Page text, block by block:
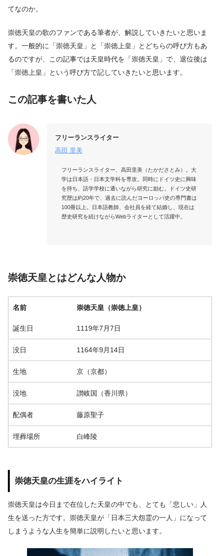
てなのか。
崇徳天皇の歌のファンである筆者が、解説していきたいと思いま
す。一般的に「崇徳天皇」と「崇徳上皇」とどちらの呼び方もあ
るのですが、この記事では天皇時代を「崇徳天皇」で、退位後は
「崇徳上皇」という呼び方で記していきたいと思います。
この記事を書いた人
フリーランスライター
高田 里美
フリーランスライター、高田里美（たかださとみ）。大
学は日本語・日本文学科を専攻。同時にドイツ史に興味
を持ち、語学学校に通いながら研究に励む。ドイツ史研
究歴は約20年で、過去に読んだヨーロッパ史の専門書は
100冊以上。日本語教師、会社員を経て結婚し、現在は
歴史研究を続けながらWebライターとして活躍中。
崇徳天皇とはどんな人物か
名前 崇徳天皇（崇徳上皇）
誕生日 1119年7月7日
没日 1164年9月14日
生地 京（京都）
没地 讃岐国（香川県）
配偶者 藤原聖子
埋葬場所 白峰陵
崇徳天皇の生涯をハイライト
崇徳天皇は今日まで在位した天皇の中でも、とても「悲しい」人
生を送った方です。崇徳天皇が「日本三大怨霊の一人」になって
しまうような人生を簡単に説明したいと思います。